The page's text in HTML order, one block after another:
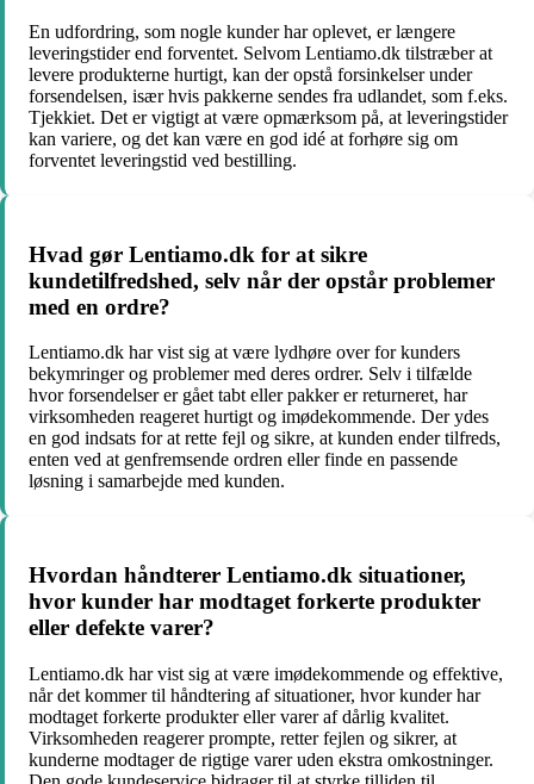
En udfordring, som nogle kunder har oplevet, er længere
leveringstider end forventet. Selvom Lentiamo.dk tilstræber at
levere produkterne hurtigt, kan der opstå forsinkelser under
forsendelsen, især hvis pakkerne sendes fra udlandet, som f.eks.
Tjekkiet. Det er vigtigt at være opmærksom på, at leveringstider
kan variere, og det kan være en god idé at forhøre sig om
forventet leveringstid ved bestilling.
Hvad gør Lentiamo.dk for at sikre
kundetilfredshed, selv når der opstår problemer
med en ordre?
Lentiamo.dk har vist sig at være lydhøre over for kunders
bekymringer og problemer med deres ordrer. Selv i tilfælde
hvor forsendelser er gået tabt eller pakker er returneret, har
virksomheden reageret hurtigt og imødekommende. Der ydes
en god indsats for at rette fejl og sikre, at kunden ender tilfreds,
enten ved at genfremsende ordren eller finde en passende
løsning i samarbejde med kunden.
Hvordan håndterer Lentiamo.dk situationer,
hvor kunder har modtaget forkerte produkter
eller defekte varer?
Lentiamo.dk har vist sig at være imødekommende og effektive,
når det kommer til håndtering af situationer, hvor kunder har
modtaget forkerte produkter eller varer af dårlig kvalitet.
Virksomheden reagerer prompte, retter fejlen og sikrer, at
kunderne modtager de rigtige varer uden ekstra omkostninger.